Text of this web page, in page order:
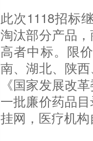
此次1118招标
淘汰部分产品
高者中标。限
南、湖北、陕
《国家发展改
一批廉价药品
挂网，医疗机